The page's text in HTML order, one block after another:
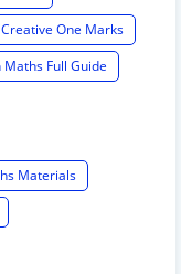
One Marks
Maths Full Guide
Materials